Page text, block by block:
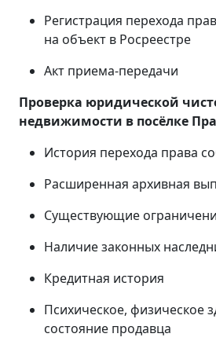
Регистрация перехода
на объект в Росреестре
Акт приема-передачи
Проверка юридической
недвижимости в посёлке
История перехода права
Расширенная архивная
Существующие
Наличие законных
Кредитная история
Психическое, физическое
состояние продавца